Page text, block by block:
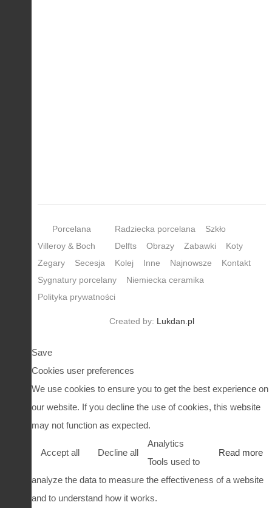
Porcelana
Villeroy & Boch
Radziecka porcelana
Szkło
Delfts
Obrazy Zabawki
Koty
Zegary
Secesja Kolej Inne Najnowsze
Kontakt
Sygnatury porcelany
Niemiecka ceramika
Polityka prywatności
Created by: Lukdan.pl
Save
Cookies user preferences
We use cookies to ensure you to get the best experience on
our website. If you decline the use of cookies, this website
may not function as expected.
Accept all Decline all Read more
Analytics
Tools used to
analyze the data to measure the effectiveness of a website
and to understand how it works.